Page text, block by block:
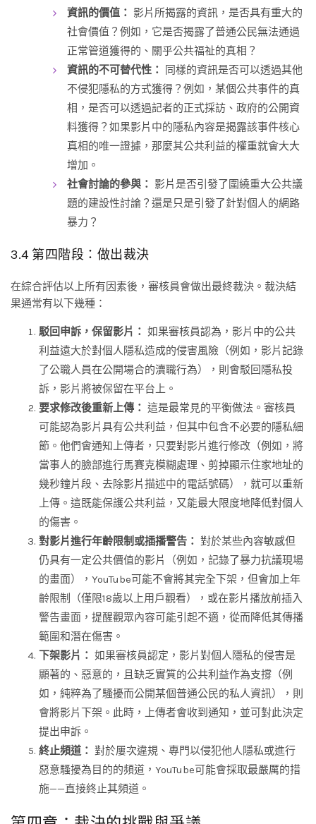
資訊的價值： 影片所揭露的資訊，是否具有重大的
社會價值？例如，它是否揭露了普通公民無法通過
正常管道獲得的、關乎公共福祉的真相？
資訊的不可替代性：
同樣的資訊是否可以透過其他
不侵犯隱私的方式獲得？例如，某個公共事件的真
相，是否可以透過記者的正式採訪、政府的公開資
料獲得？如果影片中的隱私內容是揭露該事件核心
真相的唯一證據，那麼其公共利益的權重就會大大
增加。
社會討論的參與： 影片是否引發了圍繞重大公共議
題的建設性討論？還是只是引發了針對個人的網路
暴力？
3.4 第四階段：做出裁決
在綜合評估以上所有因素後，審核員會做出最終裁決。裁決結
果通常有以下幾種：
駁回申訴，保留影片： 如果審核員認為，影片中的公共
利益遠大於對個人隱私造成的侵害風險（例如，影片記錄
了公職人員在公開場合的瀆職行為），則會駁回隱私投
訴，影片將被保留在平台上。
要求修改後重新上傳： 這是最常見的平衡做法。審核員
可能認為影片具有公共利益，但其中包含不必要的隱私細
節。他們會通知上傳者，只要對影片進行修改（例如，將
當事人的臉部進行馬賽克模糊處理、剪掉顯示住家地址的
幾秒鐘片段、去除影片描述中的電話號碼），就可以重新
上傳。這既能保護公共利益，又能最大限度地降低對個人
的傷害。
對影片進行年齡限制或插播警告： 對於某些內容敏感但
仍具有一定公共價值的影片（例如，記錄了暴力抗議現場
的畫面），YouTube可能不會將其完全下架，但會加上年
齡限制（僅限18歲以上用戶觀看），或在影片播放前插入
警告畫面，提醒觀眾內容可能引起不適，從而降低其傳播
範圍和潛在傷害。
下架影片： 如果審核員認定，影片對個人隱私的侵害是
顯著的、惡意的，且缺乏實質的公共利益作為支撐（例
如，純粹為了騷擾而公開某個普通公民的私人資訊），則
會將影片下架。此時，上傳者會收到通知，並可對此決定
提出申訴。
終止頻道： 對於屢次違規、專門以侵犯他人隱私或進行
惡意騷擾為目的的頻道，YouTube可能會採取最嚴厲的措
施——直接終止其頻道。